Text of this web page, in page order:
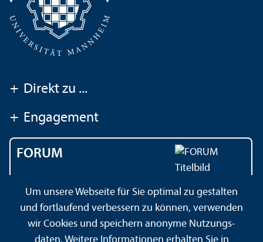
+ Direkt zu ...
+ Engagement
FORUM
Universität Mannheim
Um unsere Webseite für Sie optimal zu gestalten
und fortlaufend verbessern zu können, verwenden
wir Cookies und speichern anonyme Nutzungs­